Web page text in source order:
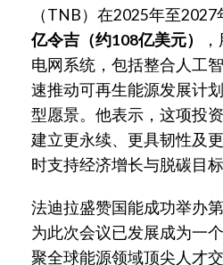
（TNB）在2025年至
亿令吉（约108亿美元）
电网系统，包括整合人工
速推动可再生能源发展计
型愿景。他表示，这项投
建立更永续、更具韧性及
时支持经济增长与脱碳目标
法迪拉盛赞国能成功举办
为此次会议已发展成为一
聚全球能源领域顶尖人才